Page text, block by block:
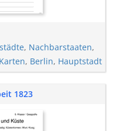
, Nachbarstaaten,
Karten, Berlin, Hauptstadt
1823